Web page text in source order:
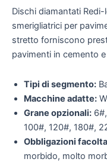
Dischi diamantati
smerigliatrici per
stretto forniscono
pavimenti in cemento
Tipi di segmento:
Macchine adatte:
Grane opzionali:
100#, 120#, 180#,
Obbligazioni
morbido, molto